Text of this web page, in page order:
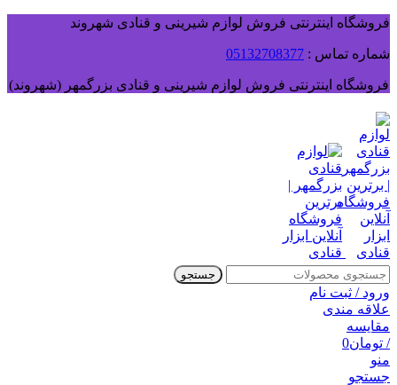
فروشگاه اینترنتی فروش لوازم شیرینی و قنادی شهروند
شماره تماس : 05132708377
فروشگاه اینترنتی فروش لوازم شیرینی و قنادی بزرگمهر (شهروند)
جستجو
ورود / ثبت نام
علاقه مندی
مقایسه
/ تومان0
منو
جستجو